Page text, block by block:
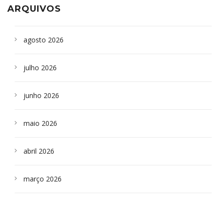
ARQUIVOS
agosto 2026
julho 2026
junho 2026
maio 2026
abril 2026
março 2026